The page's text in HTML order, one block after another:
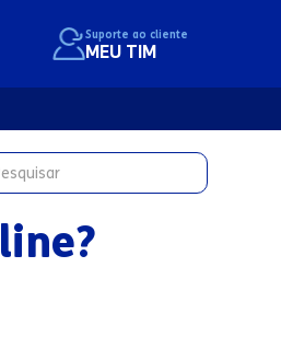
Suporte ao cliente
MEU TIM